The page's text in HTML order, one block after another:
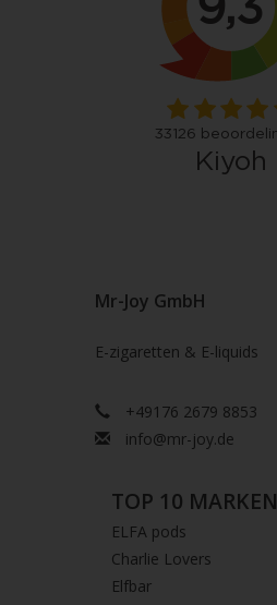
Mr-Joy GmbH
E-zigaretten & E-liquids
+49176 2679 8853
info@mr-joy.de
TOP 10 MARKEN
ELFA pods
Charlie Lovers
Elfbar